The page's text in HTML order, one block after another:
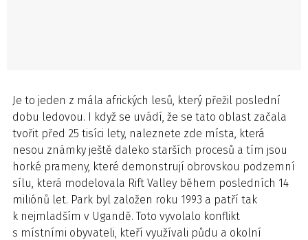
Je to jeden z mála afrických lesů, který přežil poslední
dobu ledovou. I když se uvádí, že se tato oblast začala
tvořit před 25 tisíci lety, naleznete zde místa, která
nesou známky ještě daleko starších procesů a tím jsou
horké prameny, které demonstrují obrovskou podzemní
sílu, která modelovala Rift Valley během posledních 14
miliónů let. Park byl založen roku 1993 a patří tak
k nejmladším v Ugandě. Toto vyvolalo konflikt
s místními obyvateli, kteří využívali půdu a okolní